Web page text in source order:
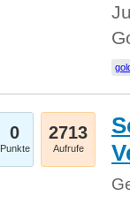
0
Punkte
2713
Aufrufe